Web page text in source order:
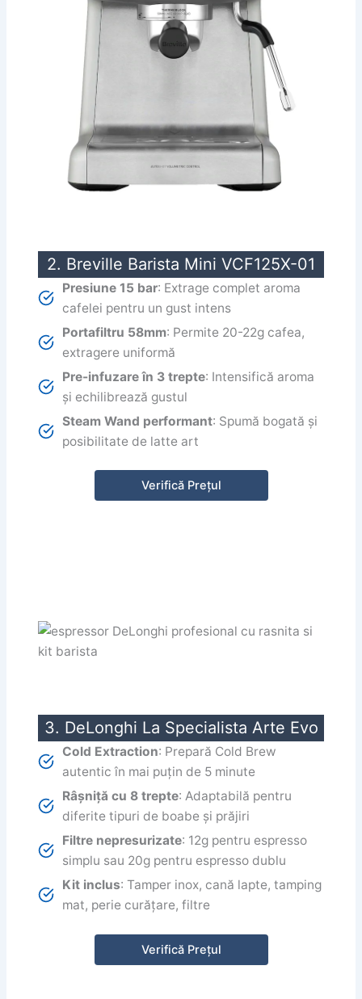
2. Breville Barista Mini VCF125X-01
Presiune 15 bar: Extrage complet aroma
cafelei pentru un gust intens
Portafiltru 58mm: Permite 20-22g cafea,
extragere uniformă
Pre-infuzare în 3 trepte: Intensifică aroma
și echilibrează gustul
Steam Wand performant: Spumă bogată și
posibilitate de latte art
Verifică Prețul
3. DeLonghi La Specialista Arte Evo
Cold Extraction: Prepară Cold Brew
autentic în mai puțin de 5 minute
Râșniță cu 8 trepte: Adaptabilă pentru
diferite tipuri de boabe și prăjiri
Filtre nepresurizate: 12g pentru espresso
simplu sau 20g pentru espresso dublu
Kit inclus: Tamper inox, cană lapte, tamping
mat, perie curățare, filtre
Verifică Prețul